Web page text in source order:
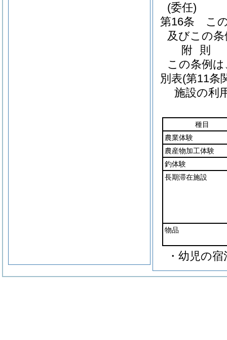
(委任)
第16条
こ
及びこの
附 則
この条例
別表(第11条
施設の利
種目
農業体験
農産物加工体験
釣体験
長期滞在施設
物品
・幼児の